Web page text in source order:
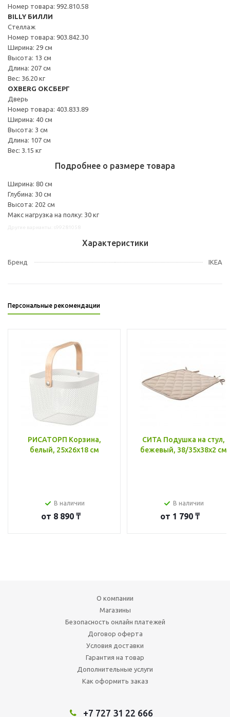
Номер товара: 992.810.58
BILLY БИЛЛИ
Стеллаж
Номер товара: 903.842.30
Ширина: 29 см
Высота: 13 см
Длина: 207 см
Вес: 36.20 кг
OXBERG ОКСБЕРГ
Дверь
Номер товара: 403.833.89
Ширина: 40 см
Высота: 3 см
Длина: 107 см
Вес: 3.15 кг
Подробнее о размере товара
Ширина: 80 см
Глубина: 30 см
Высота: 202 см
Макс нагрузка на полку: 30 кг
Характеристики
Бренд IKEA
Персональные рекомендации
РИСАТОРП Корзина,
белый, 25x26x18 см
В наличии
от 8 890 ₸
СИТА Подушка на стул,
бежевый, 38/35x38x2 см
В наличии
от 1 790 ₸
О компании
Магазины
Безопасность онлайн платежей
Договор оферта
Условия доставки
Гарантия на товар
Дополнительные услуги
Как оформить заказ
+7 727 31 22 666